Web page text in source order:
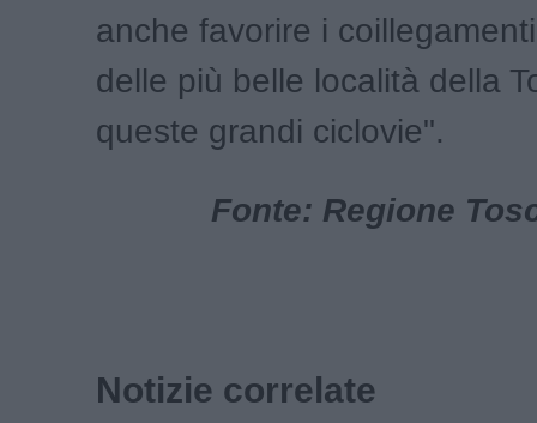
anche favorire i
delle più belle località della
queste grandi ciclovie".
Fonte: Regione
Notizie correlate